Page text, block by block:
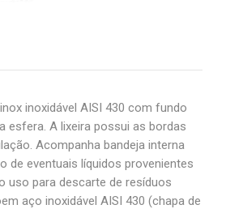
inoxidável AISI 430 com fundo
esfera. A lixeira possui as bordas
Acompanha bandeja interna
de eventuais líquidos provenientes
uso para descarte de resíduos
aço inoxidável AISI 430 (chapa de